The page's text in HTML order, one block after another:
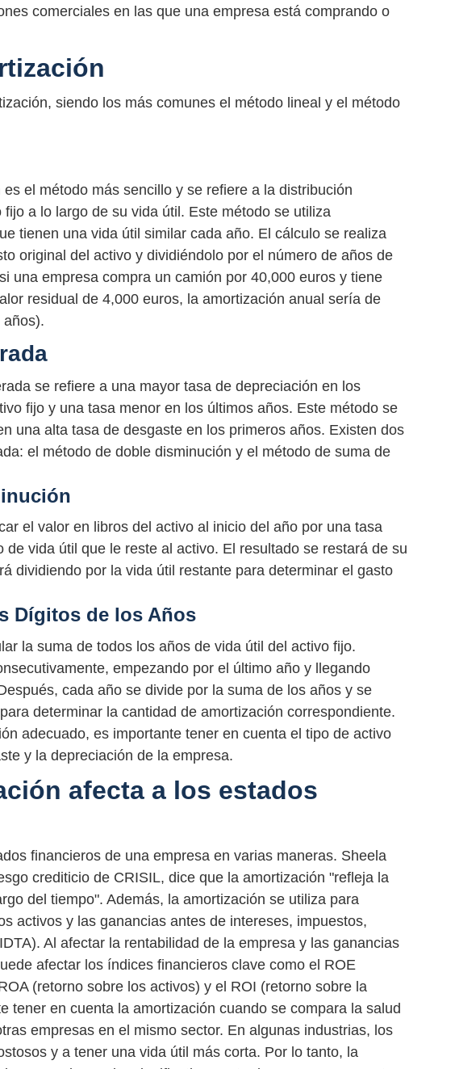
comerciales en las que una empresa está comprando o
siendo los más comunes el método lineal y el método
el método más sencillo y se refiere a la distribución
a lo largo de su vida útil. Este método se utiliza
tienen una vida útil similar cada año. El cálculo se realiza
original del activo y dividiéndolo por el número de años de
una empresa compra un camión por 40,000 euros y tiene
residual de 4,000 euros, la amortización anual sería de
se refiere a una mayor tasa de depreciación en los
fijo y una tasa menor en los últimos años. Este método se
una alta tasa de desgaste en los primeros años. Existen dos
el método de doble disminución y el método de suma de
el valor en libros del activo al inicio del año por una tasa
vida útil que le reste al activo. El resultado se restará de su
dividiendo por la vida útil restante para determinar el gasto
Dígitos de los Años
la suma de todos los años de vida útil del activo fijo.
empezando por el último año y llegando
cada año se divide por la suma de los años y se
determinar la cantidad de amortización correspondiente.
adecuado, es importante tener en cuenta el tipo de activo
y la depreciación de la empresa.
afecta a los estados
financieros de una empresa en varias maneras. Sheela
crediticio de CRISIL, dice que la amortización "refleja la
del tiempo". Además, la amortización se utiliza para
activos y las ganancias antes de intereses, impuestos,
Al afectar la rentabilidad de la empresa y las ganancias
afectar los índices financieros clave como el ROE
(retorno sobre los activos) y el ROI (retorno sobre la
tener en cuenta la amortización cuando se compara la salud
empresas en el mismo sector. En algunas industrias, los
y a tener una vida útil más corta. Por lo tanto, la